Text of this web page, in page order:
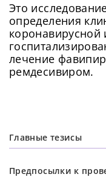
Это
определения
коронавирусной
лечение
ремдесивиром.
Главные тезисы
Предпосылки к